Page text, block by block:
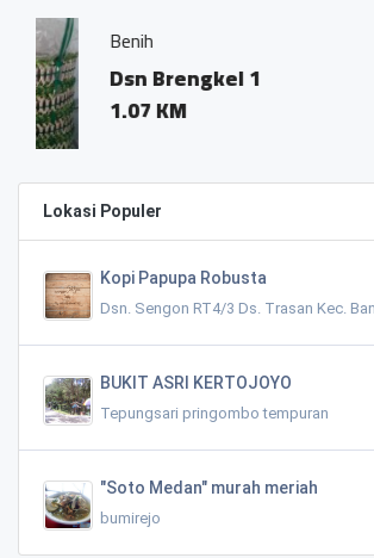
1
Lokasi Populer
Kopi Papupa Robusta
Dsn. Sengon RT4/3 Ds. Trasan Kec.
BUKIT ASRI KERTOJOYO
Tepungsari pringombo tempuran
"Soto Medan" murah meriah
bumirejo